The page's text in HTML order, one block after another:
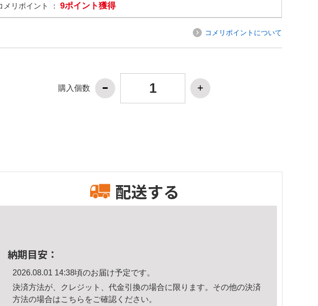
メリポイント ： 9ポイント獲得
コメリポイントについて
購入個数
配送する
納期目安：
2026.08.01 14:38頃のお届け予定です。
決済方法が、クレジット、代金引換の場合に限ります。その他の決済
方法の場合はこちら をご確認ください。